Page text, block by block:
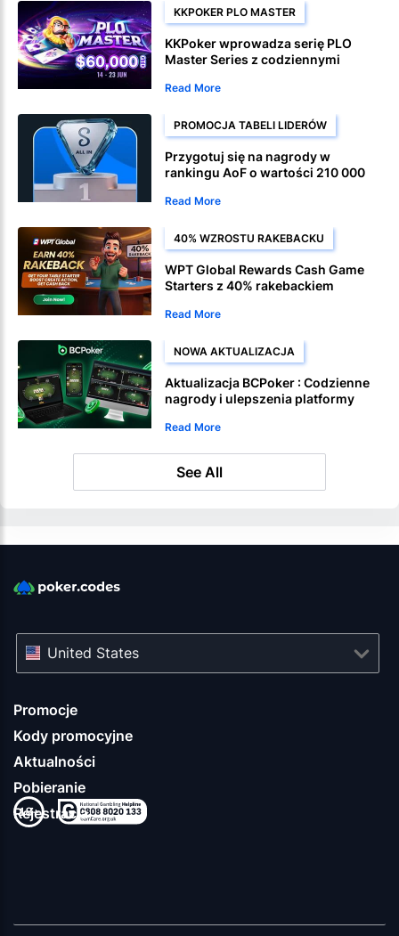
KKPOKER PLO MASTER
KKPoker wprowadza serię PLO
Master Series z codziennymi
Read More
PROMOCJA TABELI LIDERÓW
Przygotuj się na nagrody w
rankingu AoF o wartości 210 000
Read More
40% WZROSTU RAKEBACKU
WPT Global Rewards Cash Game
Starters z 40% rakebackiem
Read More
NOWA AKTUALIZACJA
Aktualizacja BCPoker : Codzienne
nagrody i ulepszenia platformy
Read More
See All
Promocje
Kody promocyjne
Aktualności
Pobieranie
Rejestracja
United States